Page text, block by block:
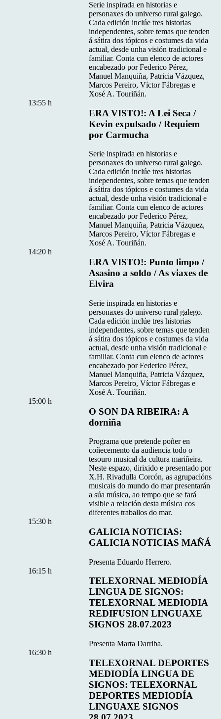
Serie inspirada en historias e
personaxes do universo rural galego.
Cada edición inclúe tres historias
independentes, sobre temas que tenden
á sátira dos tópicos e costumes da vida
actual, desde unha visión tradicional e
familiar. Conta cun elenco de actores
encabezado por Federico Pérez,
Manuel Manquiña, Patricia Vázquez,
Marcos Pereiro, Víctor Fábregas e
Xosé A. Touriñán.
ERA VISTO!: A Lei Seca /
Kevin expulsado / Requiem
por Carmucha
Serie inspirada en historias e
personaxes do universo rural galego.
Cada edición inclúe tres historias
independentes, sobre temas que tenden
á sátira dos tópicos e costumes da vida
actual, desde unha visión tradicional e
familiar. Conta cun elenco de actores
encabezado por Federico Pérez,
Manuel Manquiña, Patricia Vázquez,
Marcos Pereiro, Víctor Fábregas e
Xosé A. Touriñán.
13:55 h
ERA VISTO!: Punto limpo /
Asasino a soldo / As viaxes de
Elvira
Serie inspirada en historias e
personaxes do universo rural galego.
Cada edición inclúe tres historias
independentes, sobre temas que tenden
á sátira dos tópicos e costumes da vida
actual, desde unha visión tradicional e
familiar. Conta cun elenco de actores
encabezado por Federico Pérez,
Manuel Manquiña, Patricia Vázquez,
Marcos Pereiro, Víctor Fábregas e
Xosé A. Touriñán.
14:20 h
O SON DA RIBEIRA: A
dorniña
Programa que pretende poñer en
coñecemento da audiencia todo o
tesouro musical da cultura mariñeira.
Neste espazo, dirixido e presentado por
X.H. Rivadulla Corcón, as agrupacións
musicais do mundo do mar presentarán
a súa música, ao tempo que se fará
visible a relación desta música cos
diferentes traballos do mar.
15:00 h
GALICIA NOTICIAS:
GALICIA NOTICIAS MAÑÁ
Presenta Eduardo Herrero.
15:30 h
TELEXORNAL MEDIODÍA
LINGUA DE SIGNOS:
TELEXORNAL MEDIODIA
REDIFUSION LINGUAXE
SIGNOS 28.07.2023
Presenta Marta Darriba.
16:15 h
TELEXORNAL DEPORTES
MEDIODÍA LINGUA DE
SIGNOS: TELEXORNAL
DEPORTES MEDIODÍA
LINGUAXE SIGNOS
16:30 h